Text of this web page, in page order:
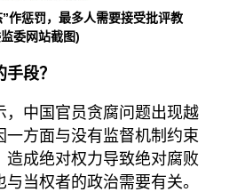
作惩罚，最多人需要接受批评教
委网站截图)
段？
，中国官员贪腐问题出现越
一方面与没有监督机制约束
造成绝对权力导致绝对腐败
当权者的政治需要有关。